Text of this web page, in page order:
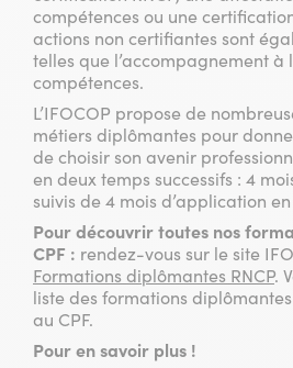
compétences ou une
actions non certifiantes sont
telles que l’accompagnement à
compétences.
L’IFOCOP propose de
métiers diplômantes pour
de choisir son avenir
en deux temps successifs : 4
suivis de 4 mois d’application
Pour découvrir toutes nos
CPF : rendez-vous sur le site
Formations diplômantes RNCP.
liste des formations
au CPF.
Pour en savoir plus !